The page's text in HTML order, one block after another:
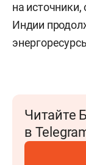
на
Индии
Читайте
в